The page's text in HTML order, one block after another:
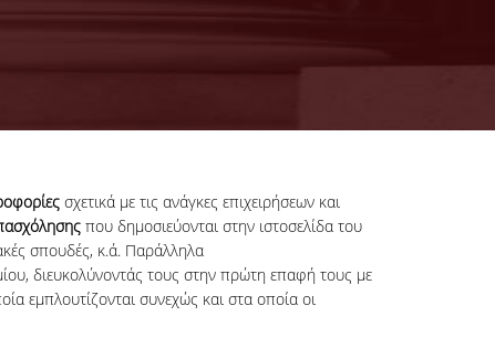
σχετικά με τις ανάγκες επιχειρήσεων και
που δημοσιεύονται στην ιστοσελίδα του
σπουδές, κ.ά. Παράλληλα
διευκολύνοντάς τους στην πρώτη επαφή τους με
εμπλουτίζονται συνεχώς και στα οποία οι